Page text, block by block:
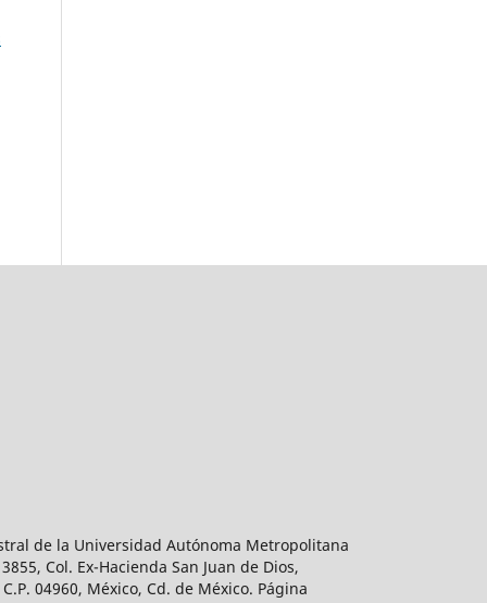
de la Universidad Autónoma Metropolitana
Col. Ex-Hacienda San Juan de Dios,
04960, México, Cd. de México. Página